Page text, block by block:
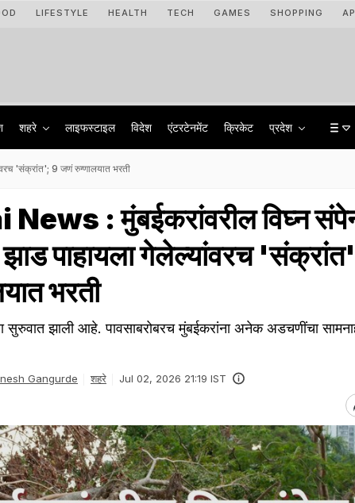
LIFESTYLE HEALTH TECH GAMES SHOPPING
शहरे लाइफस्टाइल विदेश एंटरटेनमेंट क्रिकेट प्रदेश
'संक्रांत'; 9 जणं रुग्णालयात भरती
: मुंबईकरांवरील विघ्न
पाहायला गेलेल्यांवरच
भरती
सुरुवात झाली आहे. पावसाबरोबरच मुंबईकरांना अनेक अडचणींचा
Gangurde शहरे Jul 02, 2026 21:19 IST